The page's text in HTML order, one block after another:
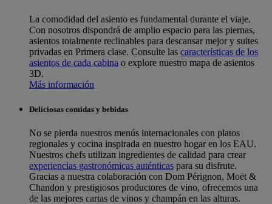
La comodidad del asiento es fundamental durante el viaje.
Con nosotros dispondrá de amplio espacio para las piernas,
asientos totalmente reclinables para descansar mejor y suites
privadas en Primera clase. Consulte las características de los
asientos de cada cabina o explore nuestro mapa de asientos
3D.
Más información
Deliciosas comidas y bebidas
No se pierda nuestros menús internacionales con platos
regionales y cocina inspirada en nuestro hogar en los EAU.
Nuestros chefs utilizan ingredientes de calidad para crear
experiencias gastronómicas auténticas para su disfrute.
Gracias a nuestra colaboración con Dom Pérignon, Moët &
Chandon y prestigiosos productores de vino, ofrecemos una
de las mejores cartas de vinos y champán en las alturas.